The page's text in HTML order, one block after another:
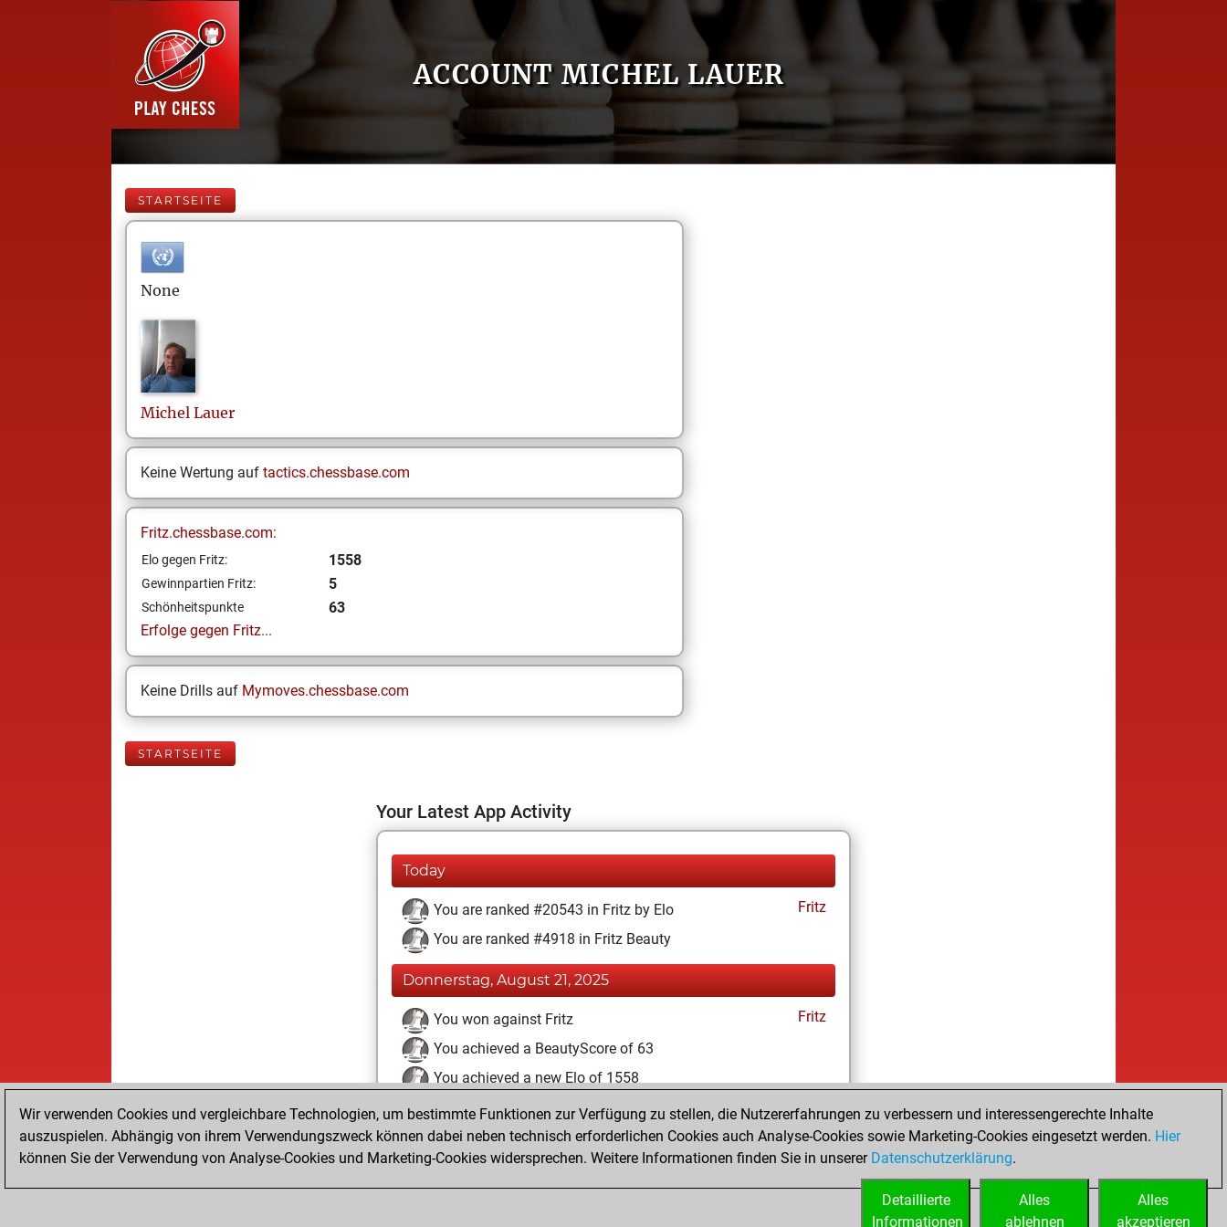
ACCOUNT MICHEL LAUER
STARTSEITE
None
Michel Lauer
Keine Wertung auf tactics.chessbase.com
Fritz.chessbase.com:
Elo gegen Fritz: 1558
Gewinnpartien Fritz: 5
Schönheitspunkte
63
Erfolge gegen Fritz...
Keine Drills auf Mymoves.chessbase.com
STARTSEITE
Your Latest App Activity
Today
You are ranked #20543 in Fritz by Elo
Fritz
You are ranked #4918 in Fritz Beauty
Donnerstag, August 21, 2025
You won against Fritz
Fritz
You achieved a BeautyScore of 63
You achieved a new Elo of 1558
Samstag, Mai 24, 2025
You created your Fritz account Fritz
Wir verwenden Cookies und vergleichbare Technologien, um bestimmte Funktionen zur Verfügung zu stellen, die Nutzererfahrungen zu verbessern und interessengerechte Inhalte
auszuspielen. Abhängig von ihrem Verwendungszweck können dabei neben technisch erforderlichen Cookies auch Analyse-Cookies sowie Marketing-Cookies eingesetzt werden. Hier
können Sie der Verwendung von Analyse-Cookies und Marketing-Cookies widersprechen. Weitere Informationen finden Sie in unserer Datenschutzerklärung.
Alles
akzeptieren
Alles
ablehnen
Detaillierte
Informationen